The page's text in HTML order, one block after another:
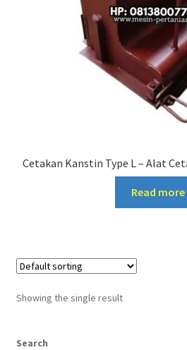
Cetakan Kanstin Type L – Alat
Read more
Showing the single result
Search